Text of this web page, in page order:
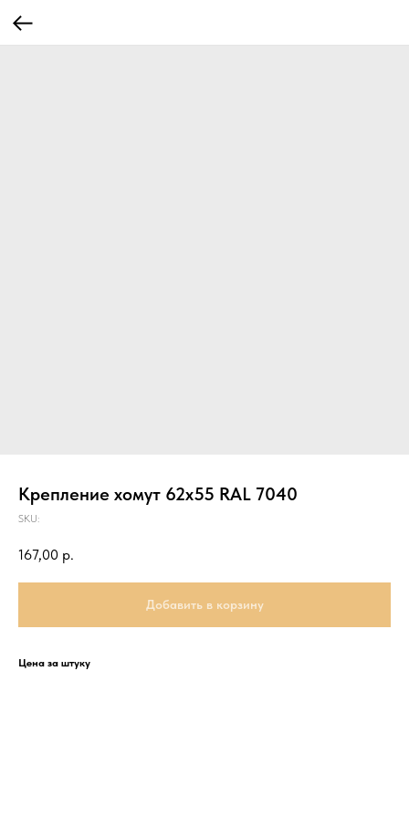
Крепление хомут 62х55 RAL 7040
SKU:
167,00 р.
Добавить в корзину
Цена за штуку